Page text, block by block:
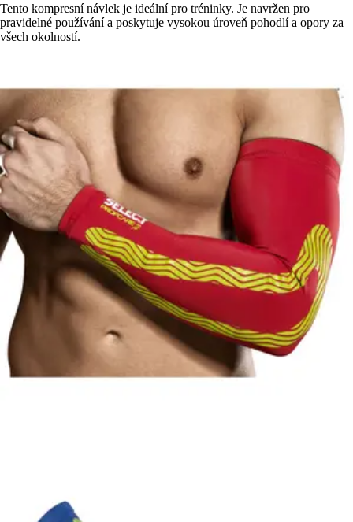
Tento kompresní návlek je ideální pro tréninky. Je navržen pro
pravidelné používání a poskytuje vysokou úroveň pohodlí a opory za
všech okolností.